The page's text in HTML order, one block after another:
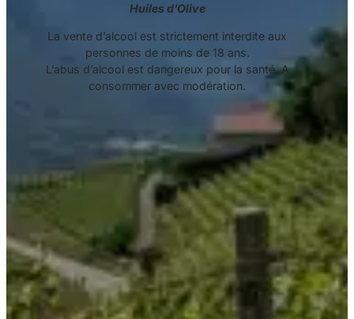
Huiles d’Olive
La vente d’alcool est strictement interdite aux
personnes de moins de 18 ans.
L’abus d’alcool est dangereux pour la santé. A
consommer avec modération.